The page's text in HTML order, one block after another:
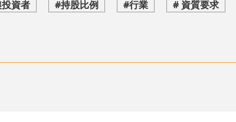
資者 #持股比例 #行業 # 資質要求